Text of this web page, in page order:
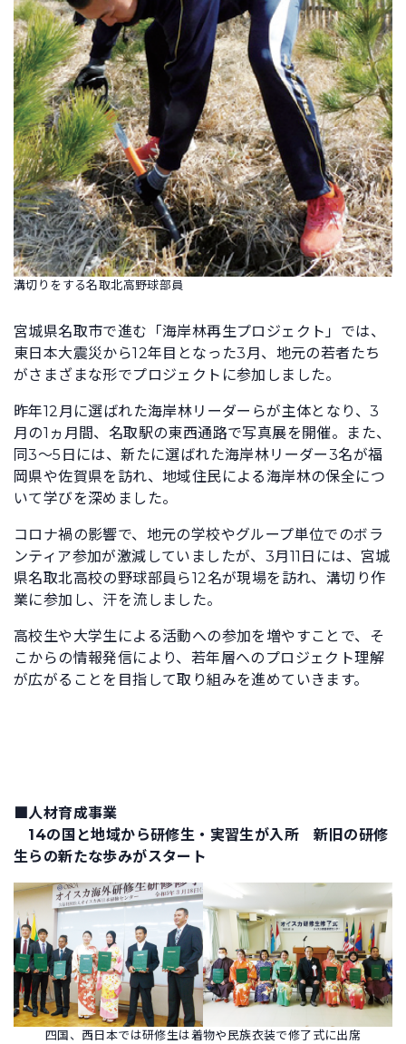
溝切りをする名取北高野球部員
宮城県名取市で進む「海岸林再生プロジェクト」では、
東日本大震災から12年目となった3月、地元の若者たち
がさまざまな形でプロジェクトに参加しました。
昨年12月に選ばれた海岸林リーダーらが主体となり、3
月の1ヵ月間、名取駅の東西通路で写真展を開催。また、
同3〜5日には、新たに選ばれた海岸林リーダー3名が福
岡県や佐賀県を訪れ、地域住民による海岸林の保全につ
いて学びを深めました。
コロナ禍の影響で、地元の学校やグループ単位でのボラ
ンティア参加が激減していましたが、3月11日には、宮城
県名取北高校の野球部員ら12名が現場を訪れ、溝切り作
業に参加し、汗を流しました。
高校生や大学生による活動への参加を増やすことで、そ
こからの情報発信により、若年層へのプロジェクト理解
が広がることを目指して取り組みを進めていきます。
■人材育成事業
14の国と地域から研修生・実習生が入所 新旧の研修
生らの新たな歩みがスタート
四国、西日本では研修生は着物や民族衣装で修了式に出席